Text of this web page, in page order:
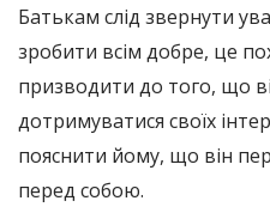
Батькам слід звернути
зробити всім добре, це
призводити до того, що
дотримуватися своїх
пояснити йому, що він
перед собою.